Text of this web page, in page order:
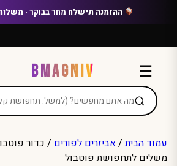
ההזמנה תישלח מחר בבוקר· משלוח
☰
BMAGNIV
עמוד הבית/אביזרים לפורים / כדור
משלים לתחפושת פוטבול